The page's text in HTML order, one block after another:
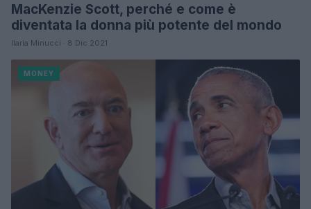
MacKenzie Scott, perché e come è
diventata la donna più potente del mondo
Ilaria Minucci · 8 Dic 2021
MONEY